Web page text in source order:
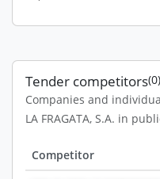
Tender competitors(0)
Companies and
LA FRAGATA, S.A. in
Competitor